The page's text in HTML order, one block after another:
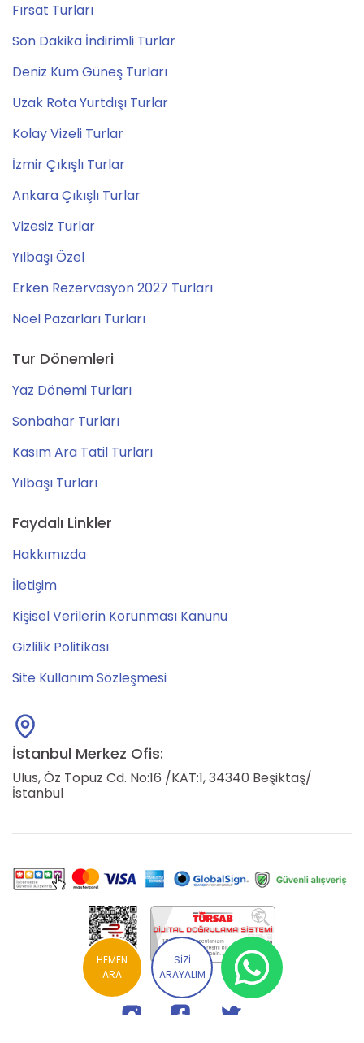
Fırsat Turları
Son Dakika İndirimli Turlar
Deniz Kum Güneş Turları
Uzak Rota Yurtdışı Turlar
Kolay Vizeli Turlar
İzmir Çıkışlı Turlar
Ankara Çıkışlı Turlar
Vizesiz Turlar
Yılbaşı Özel
Erken Rezervasyon 2027 Turları
Noel Pazarları Turları
Tur Dönemleri
Yaz Dönemi Turları
Sonbahar Turları
Kasım Ara Tatil Turları
Yılbaşı Turları
Faydalı Linkler
Hakkımızda
İletişim
Kişisel Verilerin Korunması Kanunu
Gizlilik Politikası
Site Kullanım Sözleşmesi
İstanbul Merkez Ofis:
Ulus, Öz Topuz Cd. No:16 /KAT:1, 34340 Beşiktaş/
İstanbul
HEMEN
ARA
SİZİ
ARAYALIM